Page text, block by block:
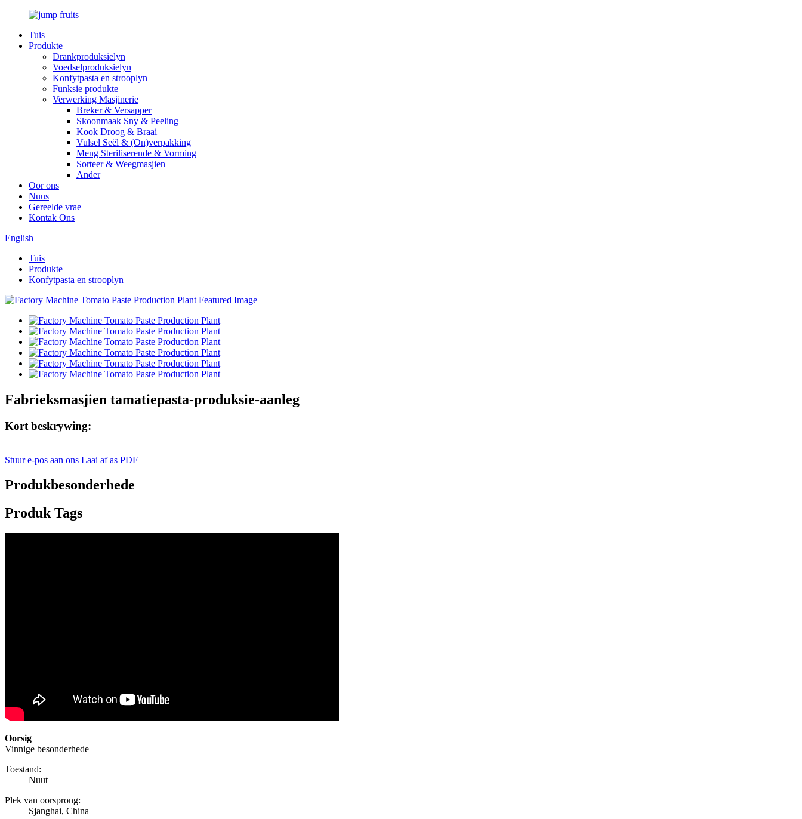
Tuis
Produkte
Drankproduksielyn
Voedselproduksielyn
Konfytpasta en strooplyn
Funksie produkte
Verwerking Masjinerie
Breker & Versapper
Skoonmaak Sny & Peeling
Kook Droog & Braai
Vulsel Seël & (On)verpakking
Meng Steriliserende & Vorming
Sorteer & Weegmasjien
Ander
Oor ons
Nuus
Gereelde vrae
Kontak Ons
English
Tuis
Produkte
Konfytpasta en strooplyn
Fabrieksmasjien tamatiepasta-produksie-aanleg
Kort beskrywing:
Stuur e-pos aan ons Laai af as PDF
Produkbesonderhede
Produk Tags
Oorsig
Vinnige besonderhede
Toestand:
Nuut
Plek van oorsprong:
Sjanghai, China